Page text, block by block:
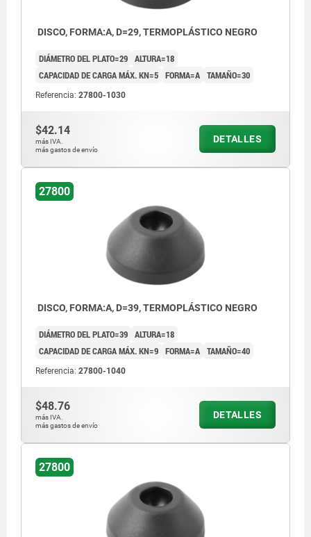
Forma A sin perforaciones atornilladas sin
placa antideslizante
Forma B sin perforaciones atornilladas con
placa antideslizante
Forma C con perforaciones atornilladas
(cerradas) sin placa antideslizante
Forma D con perforaciones atornilladas
(cerradas) con placa antideslizante
DISCO, FORMA:A, D=29, TERMOPLÁSTICO NEGRO
DIÁMETRO DEL PLATO=29 ALTURA=18
CAPACIDAD DE CARGA MÁX. KN=5 FORMA=A TAMAÑO=30
Referencia: 27800-1030
$42.14
más IVA.
más gastos de envío
DETALLES
27800
DISCO, FORMA:A, D=39, TERMOPLÁSTICO NEGRO
DIÁMETRO DEL PLATO=39 ALTURA=18
CAPACIDAD DE CARGA MÁX. KN=9 FORMA=A TAMAÑO=40
Referencia: 27800-1040
$48.76
más IVA.
más gastos de envío
DETALLES
27800